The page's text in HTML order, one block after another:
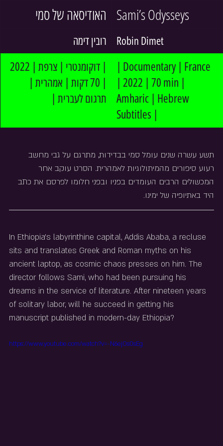
האודיסאה של סמי Sami’s Odysseys
רובין דימה Robin Dimet
| 70 דקות | אמהרית |
תרגום לעברית |
| Documentary | France
| 2022 | 70 min |
Amharic | Hebrew
Subtitles |
תשע עשרה שנים עומל סמי בבדידות, מתרגם על גבי מחשב
רעוע סיפורים מהמיתולוגיות לאמהרית. הסרט עוקב אחר
המכשולים הרבים העומדים בפניו ובפני חלומו לפרסם את כתב
היד באתיופיה של ימינו.
In Ethiopia’s labyrinthine capital, Addis Ababa, a recluse
sits and translates Greek and Roman myths on his
ancient laptop, as cosmic chaos presses on him. The
director follows Sami, who had been pursuing his
dreams in the service of literature. After nineteen years
of solitary labor, will he succeed in getting his
manuscript published in modern-day Ethiopia?
https://www.youtube.com/watch?v=-N6ejOs0sEg